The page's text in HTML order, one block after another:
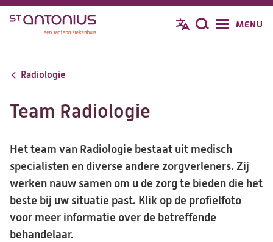
Overslaan
inhoud
Zoeken
MENU
Radiologie
Team Radiologie
Het team van Radiologie bestaat uit medisch
specialisten en diverse andere zorgverleners. Zij
werken nauw samen om u de zorg te bieden die het
beste bij uw situatie past. Klik op de profielfoto
voor meer informatie over de betreffende
behandelaar.